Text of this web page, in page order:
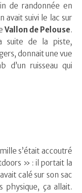
de randonnée en
avait suivi le lac sur
Vallon de Pelouse.
suite de la piste,
donnait une vue
d’un ruisseau qui
s’était accoutré
» : il portait la
calé sur son sac
physique, ça allait.